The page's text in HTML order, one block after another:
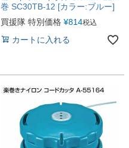
巻 SC30TB-12 [カラー:ブルー]
買援隊 特別価格 ¥814税込
カートに入れる